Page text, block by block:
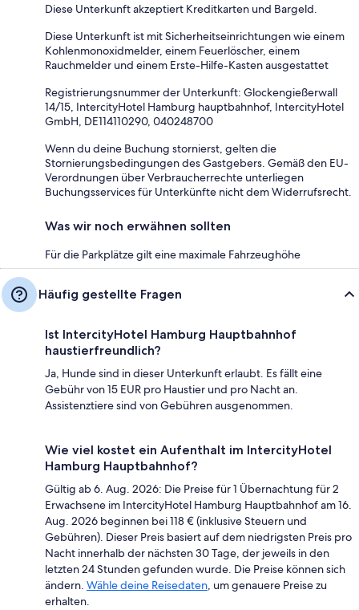
Diese Unterkunft akzeptiert Kreditkarten und Bargeld.
Diese Unterkunft ist mit Sicherheitseinrichtungen wie einem
Kohlenmonoxidmelder, einem Feuerlöscher, einem
Rauchmelder und einem Erste-Hilfe-Kasten ausgestattet
Registrierungsnummer der Unterkunft: Glockengießerwall
14/15, IntercityHotel Hamburg hauptbahnhof, IntercityHotel
GmbH, DE114110290, 040248700
Wenn du deine Buchung stornierst, gelten die
Stornierungsbedingungen des Gastgebers. Gemäß den EU-
Verordnungen über Verbraucherrechte unterliegen
Buchungsservices für Unterkünfte nicht dem Widerrufsrecht.
Was wir noch erwähnen sollten
Für die Parkplätze gilt eine maximale Fahrzeughöhe
Häufig gestellte Fragen
Ist IntercityHotel Hamburg Hauptbahnhof
haustierfreundlich?
Ja, Hunde sind in dieser Unterkunft erlaubt. Es fällt eine
Gebühr von 15 EUR pro Haustier und pro Nacht an.
Assistenztiere sind von Gebühren ausgenommen.
Wie viel kostet ein Aufenthalt im IntercityHotel
Hamburg Hauptbahnhof?
Gültig ab 6. Aug. 2026: Die Preise für 1 Übernachtung für 2
Erwachsene im IntercityHotel Hamburg Hauptbahnhof am 16.
Aug. 2026 beginnen bei 118 € (inklusive Steuern und
Gebühren). Dieser Preis basiert auf dem niedrigsten Preis pro
Nacht innerhalb der nächsten 30 Tage, der jeweils in den
letzten 24 Stunden gefunden wurde. Die Preise können sich
ändern. Wähle deine Reisedaten, um genauere Preise zu
erhalten.